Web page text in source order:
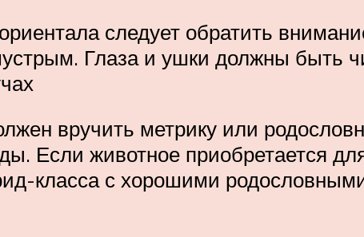
следует обратить
Глаза и ушки должны быть
вручить метрику или
Если животное приобретается
класса с хорошими